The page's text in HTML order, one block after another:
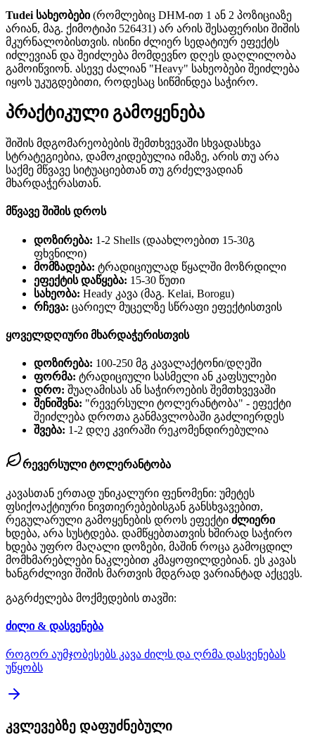
Tudei სახეობები(რომლებიც DHM-ით 1 ან 2 პოზიციაზე
არიან, მაგ. ქიმოტიპი 526431) არ არის შესაფერისი შიშის
მკურნალობისთვის. ისინი ძლიერ სედატიურ ეფექტს
იძლევიან და შეიძლება მომდევნო დღეს დაღლილობა
გამოიწვიონ. ასევე ძალიან "Heavy" სახეობები შეიძლება
იყოს უკუგდებითი, როდესაც სიწმინდეა საჭირო.
პრაქტიკული გამოყენება
შიშის მდგომარეობების შემთხვევაში სხვადასხვა
სტრატეგიებია, დამოკიდებულია იმაზე, არის თუ არა
საქმე მწვავე სიტუაციებთან თუ გრძელვადიან
მხარდაჭერასთან.
მწვავე შიშის დროს
დოზირება: 1-2 Shells (დაახლოებით 15-30გ
ფხვნილი)
მომზადება: ტრადიციულად წყალში მოზრდილი
ეფექტის დაწყება: 15-30 წუთი
სახეობა: Heady კავა (მაგ. Kelai, Borogu)
რჩევა: ცარიელ მუცელზე სწრაფი ეფექტისთვის
ყოველდღიური მხარდაჭერისთვის
დოზირება: 100-250 მგ კავალაქტონი/დღეში
ფორმა: ტრადიციული სასმელი ან კაფსულები
დრო: შუაღამისას ან საჭიროების შემთხვევაში
შენიშვნა: "რევერსული ტოლერანტობა" - ეფექტი
შეიძლება დროთა განმავლობაში გაძლიერდეს
შვება: 1-2 დღე კვირაში რეკომენდირებულია
რევერსული ტოლერანტობა
კავასთან ერთად უნიკალური ფენომენი: უმეტეს
ფსიქოაქტიური ნივთიერებებისგან განსხვავებით,
რეგულარული გამოყენების დროს ეფექტი ძლიერი
ხდება, არა სუსტდება. დამწყებთათვის ხშირად საჭირო
ხდება უფრო მაღალი დოზები, მაშინ როცა გამოცდილ
მომხმარებლები ნაკლებით კმაყოფილდებიან. ეს კავას
ხანგრძლივი შიშის მართვის მდგრად ვარიანტად აქცევს.
გაგრძელება მოქმედების თავში:
ძილი & დასვენება
როგორ აუმჯობესებს კავა ძილს და ღრმა დასვენებას
უწყობს
კვლევებზე დაფუძნებული